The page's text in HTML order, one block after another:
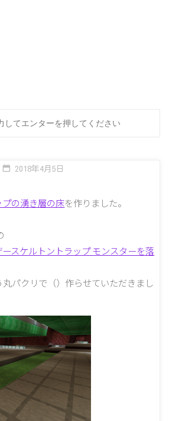
2018年4月5日
の湧き層の床を作りました。
ースケルトントラップ モンスターを落
パクリで（）作らせていただきまし